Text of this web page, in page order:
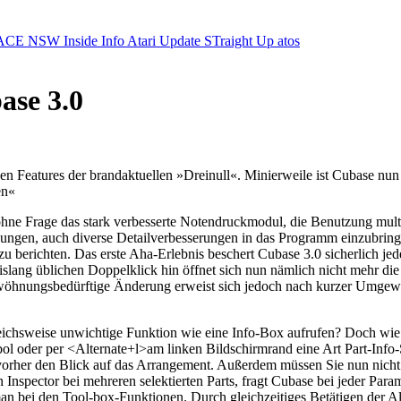
NSW Inside Info Atari Update STraight Up atos
3.0
Features der brandaktuellen »Dreinull«. Minierweile ist Cubase
Frage das stark verbesserte Notendruckmodul, die Benutzung
auch diverse Detailverbesserungen in das Programm
berichten. Das erste Aha-Erlebnis beschert Cubase 3.0 sicherlich
üblichen Doppelklick hin öffnet sich nun nämlich nicht mehr
Änderung erweist sich jedoch nach kurzer
unwichtige Funktion wie eine Info-Box aufrufen? Doch
oder per <Alternate+l>am linken Bildschirmrand eine Art Part-
den Blick auf das Arrangement. Außerdem müssen Sie nun
bei mehreren selektierten Parts, fragt Cubase bei jeder
bei den Tool-box-Funktionen. Durch gleichzeitiges Betätigen der